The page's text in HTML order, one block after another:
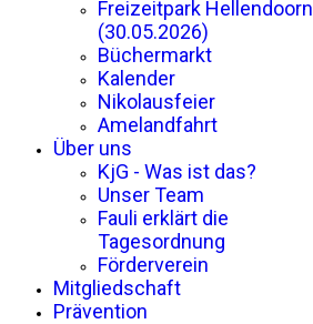
Freizeitpark Hellendoorn
(30.05.2026)
Büchermarkt
Kalender
Nikolausfeier
Amelandfahrt
Über uns
KjG - Was ist das?
Unser Team
Fauli erklärt die
Tagesordnung
Förderverein
Mitgliedschaft
Prävention